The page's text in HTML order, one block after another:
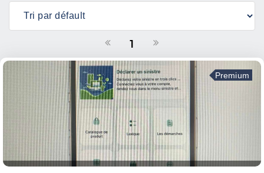
1
Premium